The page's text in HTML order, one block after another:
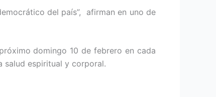
del país”, afirman en uno de
domingo 10 de febrero en cada
salud espiritual y corporal.